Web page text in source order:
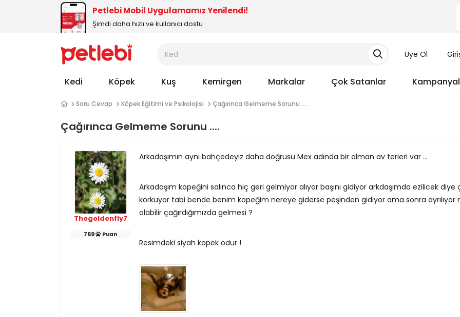
Petlebi Mobil Uygulamamız Yenilendi!
Şimdi daha hızlı ve kullanıcı dostu
Üye Ol
Kedi Köpek Kuş Kemirgen Markalar Çok Satanlar
Soru Cevap Köpek Eğitimi ve Psikolojisi Çağırınca Gelmeme Sorunu ....
Çağırınca Gelmeme Sorunu ....
Thegoldenfly7
769 Puan
Arkadaşımın aynı bahçedeyiz daha doğrusu Mex adında bir alman av terieri var ...
Arkadaşım köpeğini salınca hiç geri gelmiyor alıyor başını gidiyor arkdaşımda ezilicek diye
korkuyor tabi bende benim köpeğim nereye giderse peşinden gidiyor ama sonra ayrılıyor
olabilir çağırdığımızda gelmesi ?
Resimdeki siyah köpek odur !